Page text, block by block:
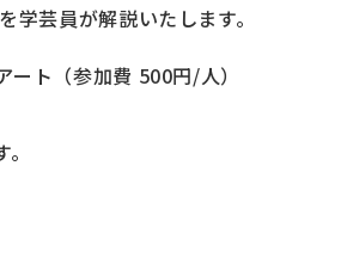
員が解説いたします。
ト（参加費 500円/人）